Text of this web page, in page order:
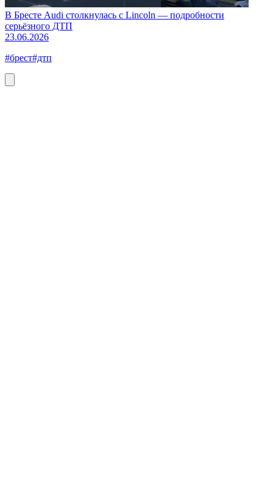
В Бресте Audi столкнулась с Lincoln — подробности
серьёзного ДТП
23.06.2026
#брест#дтп